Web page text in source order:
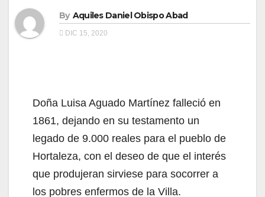
By Aquiles Daniel Obispo Abad
DIC 15, 2020
Doña Luisa Aguado Martínez falleció en
1861, dejando en su testamento un
legado de 9.000 reales para el pueblo de
Hortaleza, con el deseo de que el interés
que produjeran sirviese para socorrer a
los pobres enfermos de la Villa.